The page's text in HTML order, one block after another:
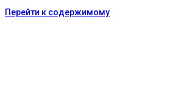
Перейти к содержимому